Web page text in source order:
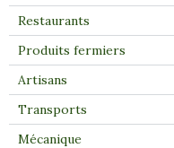
Restaurants
Produits fermiers
Artisans
Transports
Mécanique